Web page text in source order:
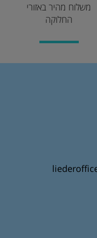
משלוח מהיר באזורי
החלוקה